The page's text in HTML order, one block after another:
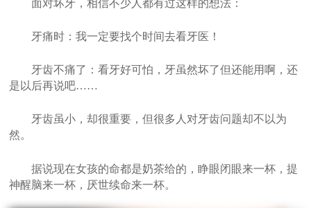
面对坏牙，相信不少人都有过这样的想法：
牙痛时：我一定要找个时间去看牙医！
牙齿不痛了：看牙好可怕，牙虽然坏了但还能用啊，还
是以后再说吧……
牙齿虽小，却很重要，但很多人对牙齿问题却不以为
然。
据说现在女孩的命都是奶茶给的，睁眼闭眼来一杯，提
神醒脑来一杯，厌世续命来一杯。